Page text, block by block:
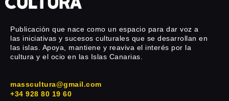
Publicación que nace como un espacio para dar voz a
las iniciativas y sucesos culturales que se desarrollan en
las islas. Apoya, mantiene y reaviva el interés por la
cultura y el ocio en las Islas Canarias.
masscultura@gmail.com
+34 928 80 19 60